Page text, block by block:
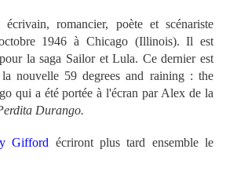
romancier, poète et scénariste
1946 à Chicago (Illinois). Il est
la saga Sailor et Lula. Ce dernier est
nouvelle 59 degrees and raining : the
qui a été portée à l'écran par Alex de la
Durango.
Gifford écriront plus tard ensemble le